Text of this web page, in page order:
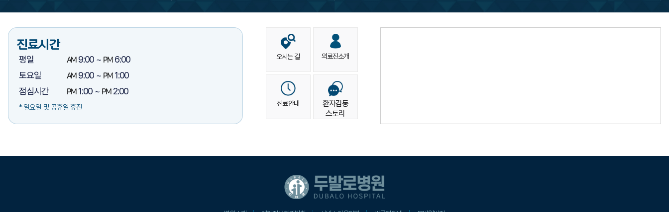
진료시간
평일 AM9:00 ~ PM6:00
토요일
AM9:00 ~ PM1:00​
점심시간
PM1:00 ~ PM2:00​
* 일요일 및 공휴일 휴진
오시는 길 의료진소개
진료안내
환자감동
스토리